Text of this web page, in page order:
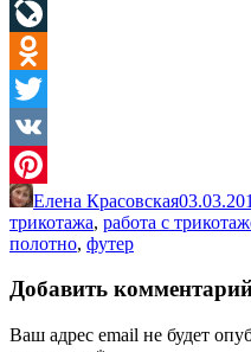
Facebook
LiveJournal
Odnoklassniki
Twitter
VK
Pinterest
Елена Красовская
трикотажа, работа с
полотно, футер
Добавить
Ваш адрес email не будет